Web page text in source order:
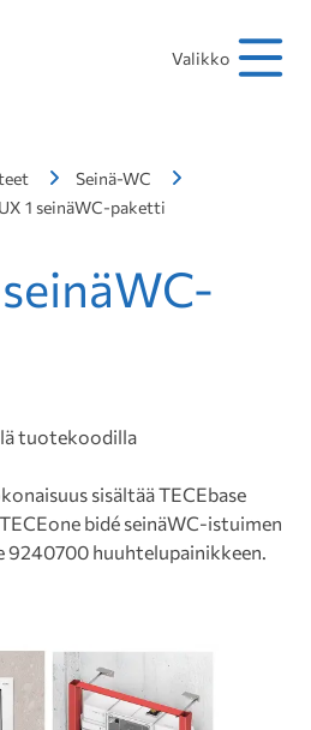
Valikko
Seinä-WC
1 seinäWC-paketti
tuotekoodilla
sisältää TECEbase
bidé seinäWC-istuimen
9240700 huuhtelupainikkeen.